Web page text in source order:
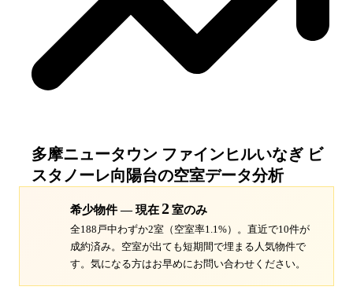
多摩ニュータウン ファインヒルいなぎ ビ
スタノーレ向陽台の空室データ分析
希少物件 — 現在2室のみ
全188戸中わずか2室（空室率1.1%）。 直近で10件が
成約済み。空室が出ても短期間で埋まる人気物件で
す。 気になる方はお早めにお問い合わせください。